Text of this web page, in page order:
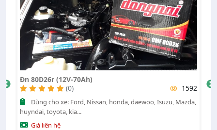
Đn 80D26r (12V-70Ah)
(0)
1592
huyndai, toyota, kia...
Giá liên hệ